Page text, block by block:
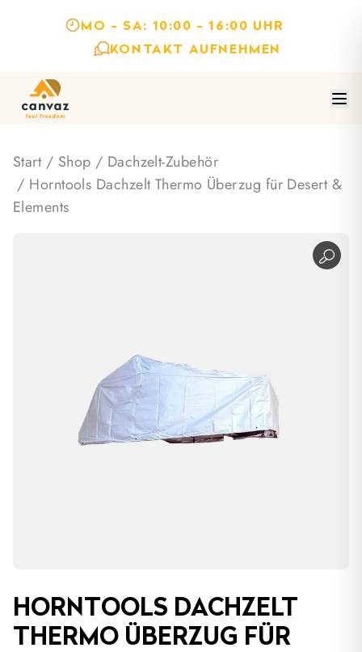
MO - SA: 10:00 - 16:00 UHR
KONTAKT AUFNEHMEN
Start/ Shop / Dachzelt-Zubehör
/ Horntools Dachzelt Thermo Überzug für Desert &
Elements
HORNTOOLS DACHZELT
THERMO ÜBERZUG FÜR